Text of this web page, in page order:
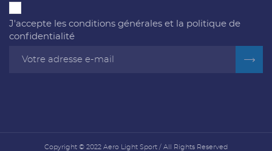
J'accepte les conditions générales et la politique de
confidentialité
Copyright © 2022 Aero Light Sport / All Rights Reserved